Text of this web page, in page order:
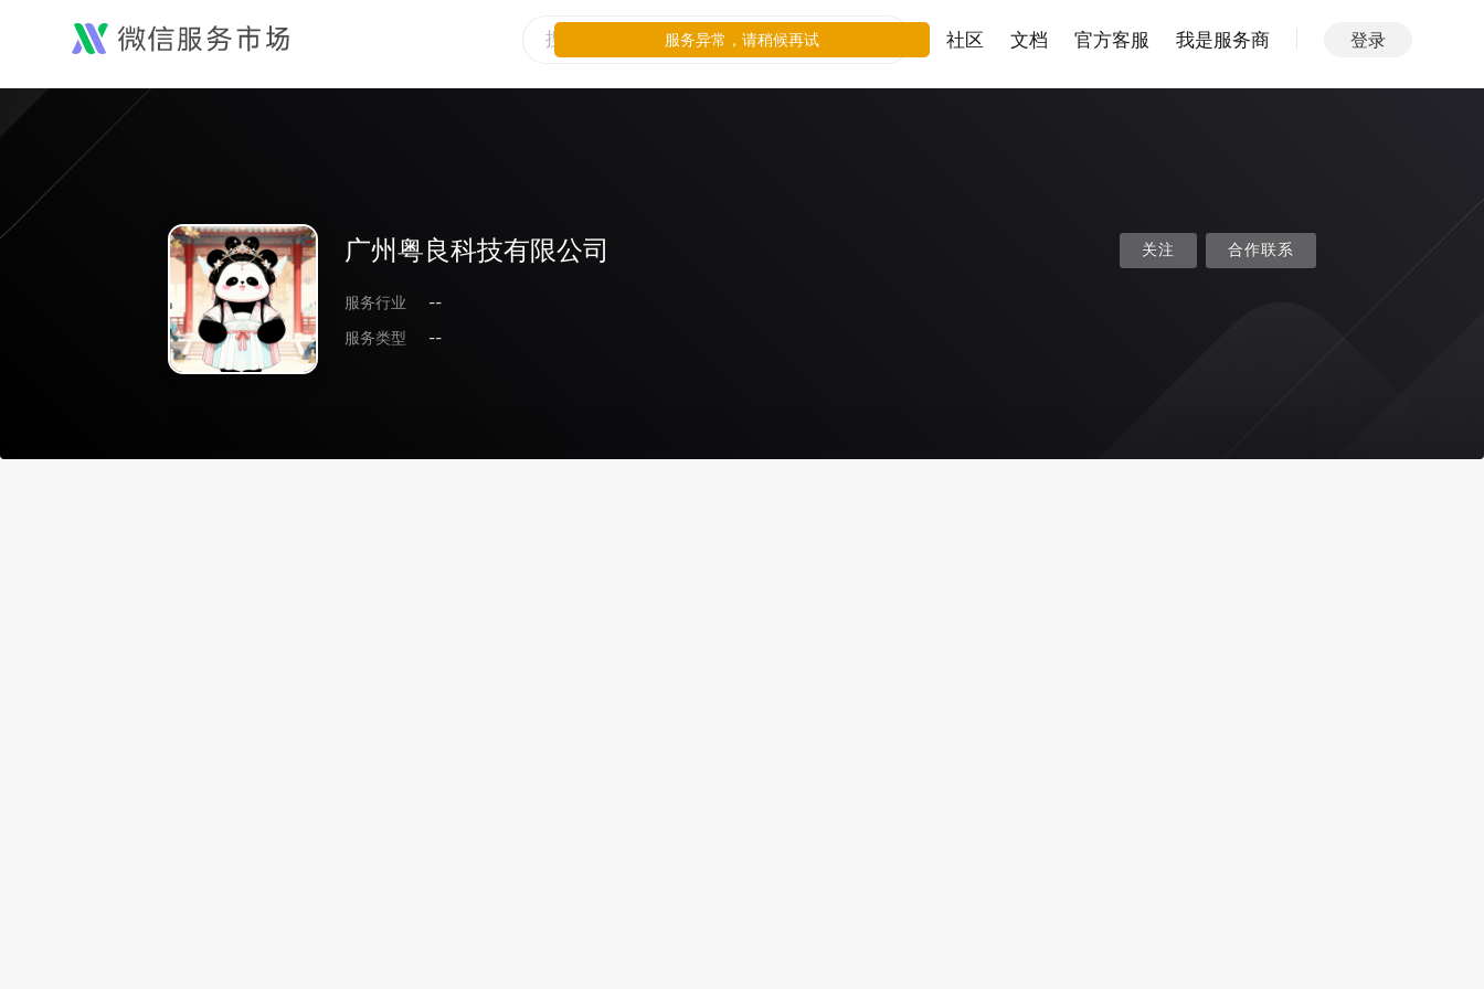
社区 文档 官方客服 我是服务商 登录
广州粤良科技有限公司
服务行业
--
服务类型
--
关注 合作联系
服务异常，请稍候再试